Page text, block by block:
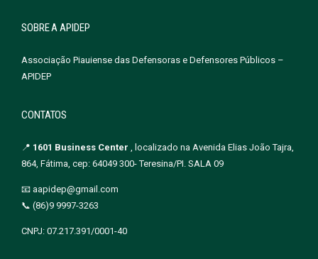
SOBRE A APIDEP
Associação Piauiense das Defensoras e Defensores Públicos –
APIDEP
CONTATOS
📍 1601 Business Center , localizado na Avenida Elias João Tajra,
864, Fátima, cep: 64049 300- Teresina/PI. SALA 09
📧 aapidep@gmail.com
📞 (86)9 9997-3263
CNPJ: 07.217.391/0001-40